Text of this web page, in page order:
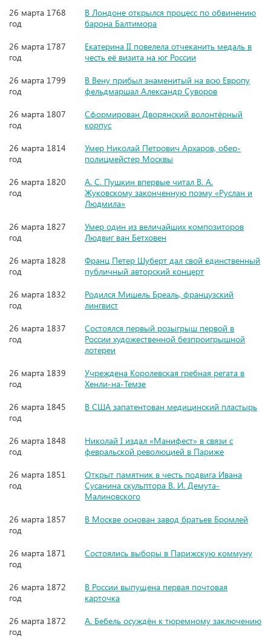
26 марта 1768
год
В Лондоне открылся процесс по обвинению
барона Балтимора
26 марта 1787
год
Екатерина II повелела отчеканить медаль в
честь её визита на юг России
26 марта 1799
год
В Вену прибыл знаменитый на всю Европу
фельдмаршал Александр Суворов
26 марта 1807
год
Сформирован Дворянский волонтёрный
корпус
26 марта 1814
год
Умер Николай Петрович Архаров, обер-
полицмейстер Москвы
26 марта 1820
год
А. С. Пушкин впервые читал В. А.
Жуковскому законченную поэму «Руслан и
Людмила»
26 марта 1827
год
Умер один из величайших композиторов
Людвиг ван Бетховен
26 марта 1828
год
Франц Петер Шуберт дал свой единственный
публичный авторский концерт
26 марта 1832
год
Родился Мишель Бреаль, французский
лингвист
26 марта 1837
год
Состоялся первый розыгрыш первой в
России художественной безпроигрышной
лотереи
26 марта 1839
год
Учреждена Королевская гребная регата в
Хенли-на-Темзе
26 марта 1845
год
В США запатентован медицинский пластырь
26 марта 1848
год
Николай I издал «Манифест» в связи с
февральской революцией в Париже
26 марта 1851
год
Открыт памятник в честь подвига Ивана
Сусанина скульптора В. И. Демута-
Малиновского
26 марта 1857
год
В Москве основан завод братьев Бромлей
26 марта 1871
год
Состоялись выборы в Парижскую коммуну
26 марта 1872
год
В России выпущена первая почтовая
карточка
26 марта 1872
год
А. Бебель осуждён к тюремному заключению